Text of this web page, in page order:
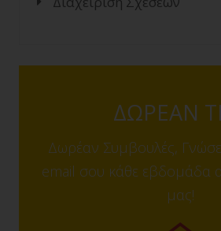
ΔΩΡΕΑΝ
Δωρέαν Συμβουλές,
email σου κάθε εβδομάδα
μας!